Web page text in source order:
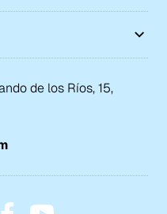
de los Ríos, 15,